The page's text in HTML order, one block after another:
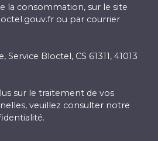
la consommation, sur le site
ou par courrier
Service Bloctel, CS 61311, 41013
sur le traitement de vos
veuillez consulter notre
.